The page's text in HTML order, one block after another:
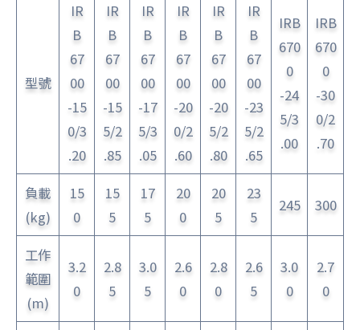
型號
IR
B
67
00
-15
0/3
.20
IR
B
67
00
-15
5/2
.85
IR
B
67
00
-17
5/3
.05
IR
B
67
00
-20
0/2
.60
IR
B
67
00
-20
5/2
.80
IR
B
67
00
-23
5/2
.65
IRB
670
0
-24
5/3
.00
IRB
670
0
-30
0/2
.70
負載
(kg)
15
0
15
5
17
5
20
0
20
5
23
5
245 300
工作
範圍
(m)
3.2
0
2.8
5
3.0
5
2.6
0
2.8
0
2.6
5
3.0
0
2.7
0